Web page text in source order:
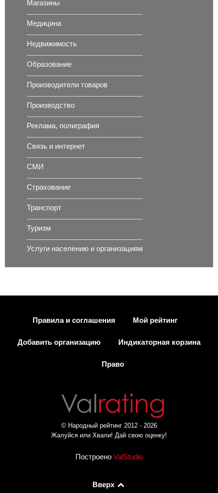
Магазины
Медицина
Недвижимость
Образование
Производители товаров
Производство
Реклама, полиграфия
Связь и интернет
СМИ
Страхование
Транспорт
Туризм
Услуги населению и организациям
Правила и соглашения Мой рейтинг
Добавить организацию Индикаторная корзина
Право
© Народный рейтинг 2012 - 2026
Жалуйся или Хвали! Дай свою оценку!
Построено ValStudio
Вверх